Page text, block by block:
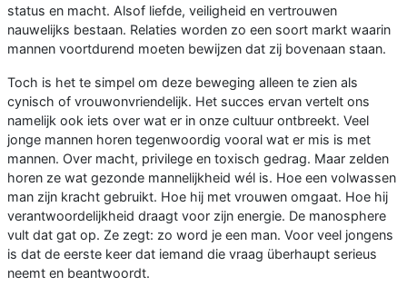
status en macht. Alsof liefde, veiligheid en vertrouwen
nauwelijks bestaan. Relaties worden zo een soort markt waarin
mannen voortdurend moeten bewijzen dat zij bovenaan staan.
Toch is het te simpel om deze beweging alleen te zien als
cynisch of vrouwonvriendelijk. Het succes ervan vertelt ons
namelijk ook iets over wat er in onze cultuur ontbreekt. Veel
jonge mannen horen tegenwoordig vooral wat er mis is met
mannen. Over macht, privilege en toxisch gedrag. Maar zelden
horen ze wat gezonde mannelijkheid wél is. Hoe een volwassen
man zijn kracht gebruikt. Hoe hij met vrouwen omgaat. Hoe hij
verantwoordelijkheid draagt voor zijn energie. De manosphere
vult dat gat op. Ze zegt: zo word je een man. Voor veel jongens
is dat de eerste keer dat iemand die vraag überhaupt serieus
neemt en beantwoordt.